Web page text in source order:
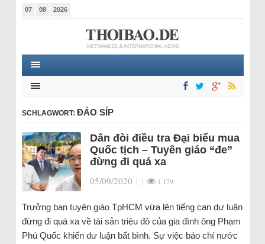
07 08 2026
SCHLAGWORT: ĐẢO SÍP
Dân đòi điều tra Đại biểu mua
Quốc tịch – Tuyên giáo “đe”
đừng đi quá xa
05/09/2020 | | 1.179
Trưởng ban tuyên giáo TpHCM vừa lên tiếng can dư luận
đừng đi quá xa về tài sản triệu đô của gia đình ông Phạm
Phú Quốc khiến dư luận bất bình. Sự việc báo chí nước